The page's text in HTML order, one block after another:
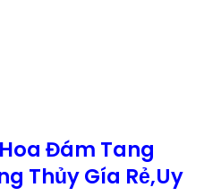
Đám Tang
Thủy Gía Rẻ,Uy